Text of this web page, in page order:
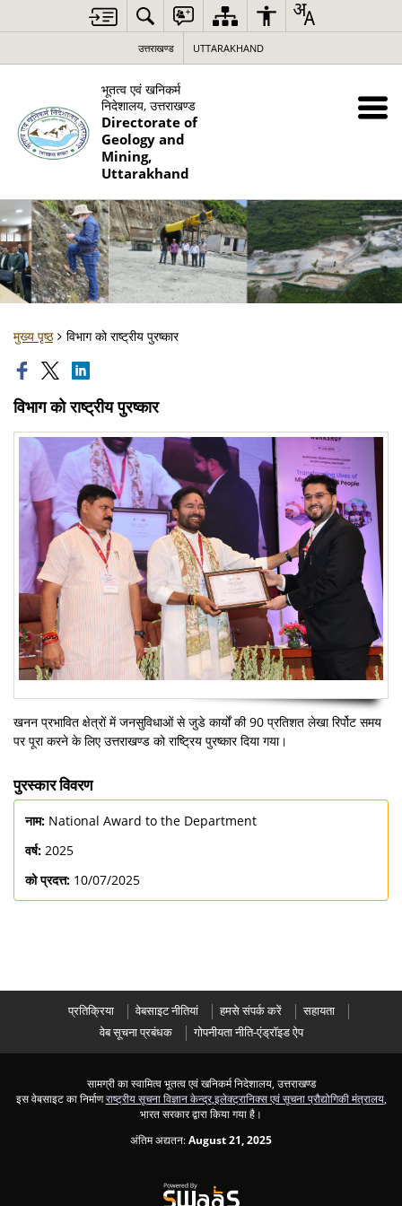
उत्तराखण्ड UTTARAKHAND
भूतत्व एवं खनिकर्म
निदेशालय, उत्तराखण्ड
Directorate of
Geology and
Mining,
Uttarakhand
मुख्य पृष्ठ विभाग को राष्ट्रीय पुरष्कार
विभाग को राष्ट्रीय पुरष्कार
खनन प्रभावित क्षेत्रों में जनसुविधाओं से जुडे कार्यों की 90 प्रतिशत लेखा रिर्पोट समय
पर पूरा करने के लिए उत्तराखण्ड को राष्ट्रिय पुरष्कार दिया गया।
पुरस्कार विवरण
नाम: National Award to the Department
वर्ष: 2025
को प्रदत्त: 10/07/2025
प्रतिक्रिया वेबसाइट नीतियां हमसे संपर्क करें
सहायता
वेब सूचना प्रबंधक
गोपनीयता नीति-एंड्रॉइड ऐप
सामग्री का स्वामित्व भूतत्व एवं खनिकर्म निदेशालय, उत्तराखण्ड
इस वेबसाइट का निर्माणराष्ट्रीय सूचना विज्ञान केन्द्र,इलेक्ट्रानिक्स एवं सूचना प्रौद्योगिकी मंत्रालय,
भारत सरकार द्वारा किया गया है।
अंतिम अद्यतन:August 21, 2025